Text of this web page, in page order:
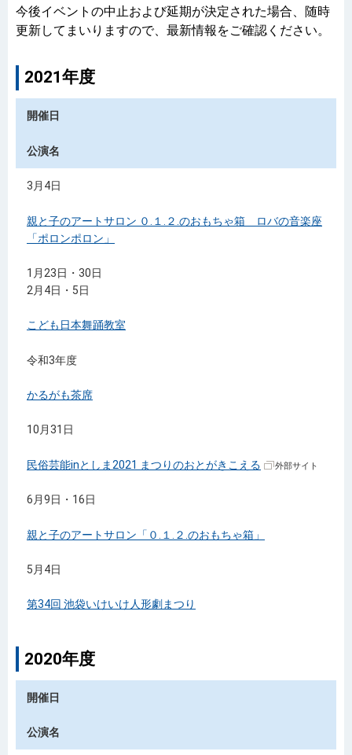
今後イベントの中止および延期が決定された場合、随時
更新してまいりますので、最新情報をご確認ください。
2021年度
開催日
公演名
3月4日
親と子のアートサロン ０.１.２.のおもちゃ箱 ロバの音楽座
「ポロンポロン」
1月23日・30日
2月4日・5日
こども日本舞踊教室
令和3年度
かるがも茶席
10月31日
民俗芸能inとしま2021 まつりのおとがきこえる 外部サイト
6月9日・16日
親と子のアートサロン「０.１.２.のおもちゃ箱」
5月4日
第34回 池袋いけいけ人形劇まつり
2020年度
開催日
公演名